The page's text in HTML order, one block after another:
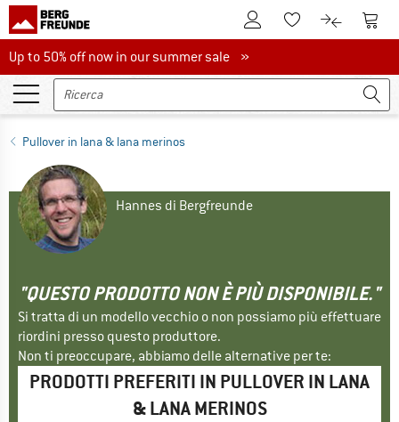
Al conto clienteAlla lista
Al Al
Up to 50% off now in our summer sale
Up to 50% off now in our summer sale »
Pullover in lana & lana merinos
Hannes di Bergfreunde
"QUESTO PRODOTTO NON È PIÙ DISPONIBILE."
Si tratta di un modello vecchio o non possiamo più effettuare
riordini presso questo produttore.
Non ti preoccupare, abbiamo delle alternative per te:
PRODOTTI PREFERITI IN PULLOVER IN LANA
& LANA MERINOS